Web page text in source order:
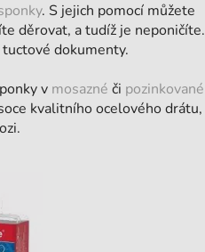
. S jejich pomocí můžete
děrovat, a tudíž je neponičíte.
dokumenty.
v mosazné či pozinkované
kvalitního ocelového drátu,